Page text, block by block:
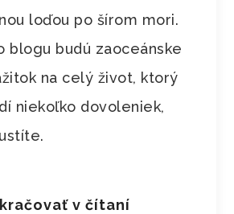
loďou po šírom mori.
blogu budú zaoceánske
na celý život, ktorý
niekoľko dovoleniek,
v čítaní